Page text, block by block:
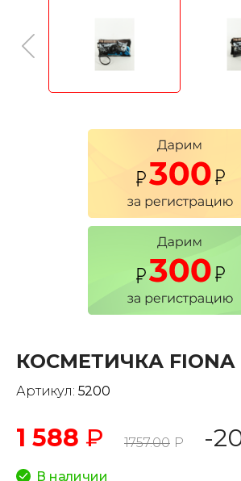
КОСМЕТИЧКА FIONA
Артикул: 5200
1 588 ₽ 1757.00 Р -
В наличии